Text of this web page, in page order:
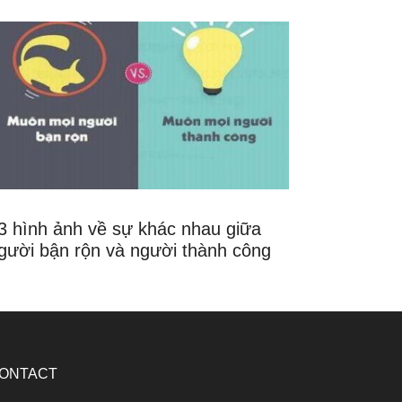
hình ảnh về sự khác nhau giữa
bận rộn và người thành công